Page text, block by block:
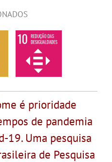
é prioridade
de pandemia
19. Uma pesquisa
de Pesquisa